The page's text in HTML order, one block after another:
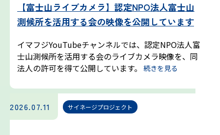
富士山の気象の特徴
富士山の登山シーズンと装備
富士登山ルールとマナー
イマフジプロジェクト
【富士山ライブカメラ】認定NPO法人富士山
測候所を活用する会の映像を公開しています
イマフジYouTubeチャンネルでは、認定NPO法人富
士山測候所を活用する会のライブカメラ映像を、同
法人の許可を得て公開しています。
続きを見る
2026.07.11 サイネージプロジェクト